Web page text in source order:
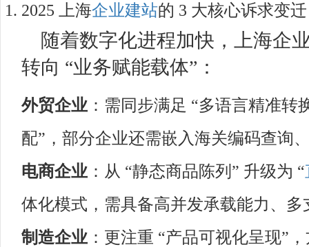
2025 上海企业建站的 3 大核心诉求变迁​
随着数字化进程加快，上海企
转向 “业务赋能载体”：​
外贸企业 ：需同步满足 “多语言精准转
配”，部分企业还需嵌入海关编码查询
电商企业 ：从 “静态商品陈列” 升级为 “
体化模式，需具备高并发承载能力、
制造企业 ：更注重 “产品可视化呈现”